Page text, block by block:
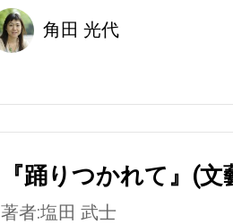
角田 光代
『踊りつかれて』(文
著者:塩田 武士